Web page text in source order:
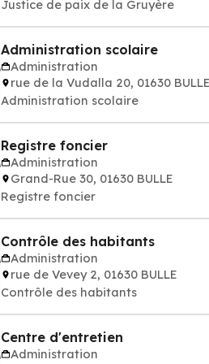
Justice de paix de la Gruyère
Administration scolaire
Administration
rue de la Vudalla 20, 01630
Administration scolaire
Registre foncier
Administration
Grand-Rue 30, 01630 BULLE
Registre foncier
Contrôle des habitants
Administration
rue de Vevey 2, 01630 BULLE
Contrôle des habitants
Centre d'entretien
Administration